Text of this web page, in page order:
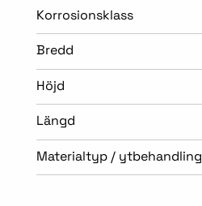
Korrosionsklass
Bredd
Höjd
Längd
Materialtyp / ytbehandling